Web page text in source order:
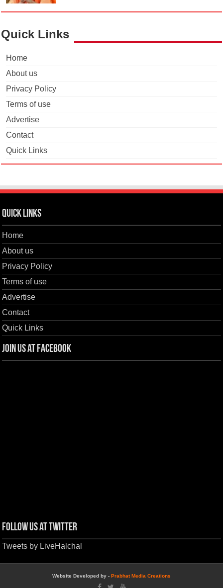
Quick Links
Home
About us
Privacy Policy
Terms of use
Advertise
Contact
Quick Links
Quick Links
Home
About us
Privacy Policy
Terms of use
Advertise
Contact
Quick Links
Join us at Facebook
Follow us at Twitter
Tweets by LiveHalchal
Website Developed by - Prabhat Media Creations